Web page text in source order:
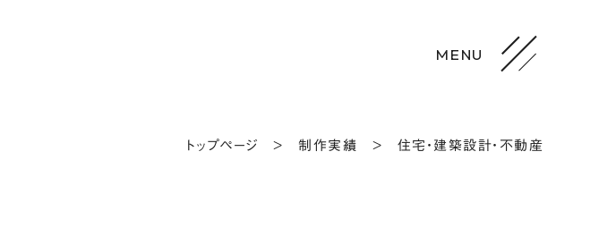
トップページ > 制作実績 > 住宅・建築設計・不動産